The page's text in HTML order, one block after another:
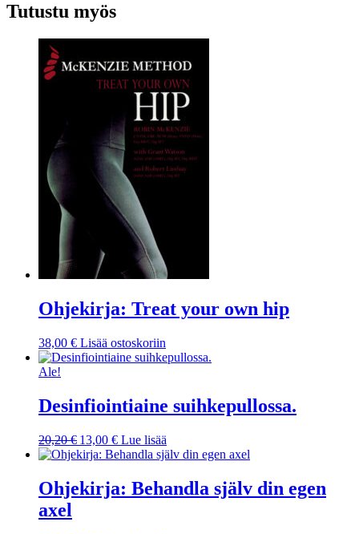
Tutustu myös
Ohjekirja: Treat your own hip
38,00 € Lisää ostoskoriin
Ale!
Desinfiointiaine suihkepullossa.
20,20€ Alkuperäinen
hinta
20,20 €.
13,00 €Nykyinen
hinta
13,00 €.
Lue lisää
Ohjekirja: Behandla själv din egen
axel